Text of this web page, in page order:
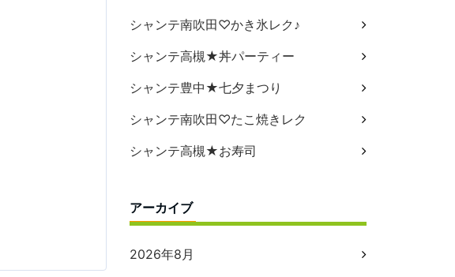
シャンテ南吹田♡かき氷レク♪
シャンテ高槻★丼パーティー
シャンテ豊中★七夕まつり
シャンテ南吹田♡たこ焼きレク
シャンテ高槻★お寿司
アーカイブ
2026年8月